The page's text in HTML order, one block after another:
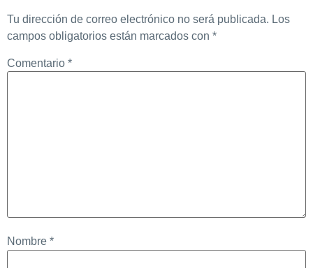
Tu dirección de correo electrónico no será publicada. Los
campos obligatorios están marcados con *
Comentario *
Nombre *